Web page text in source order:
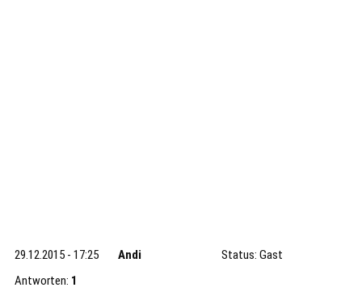
29.12.2015 - 17:25 Andi
Status: Gast
Antworten: 1